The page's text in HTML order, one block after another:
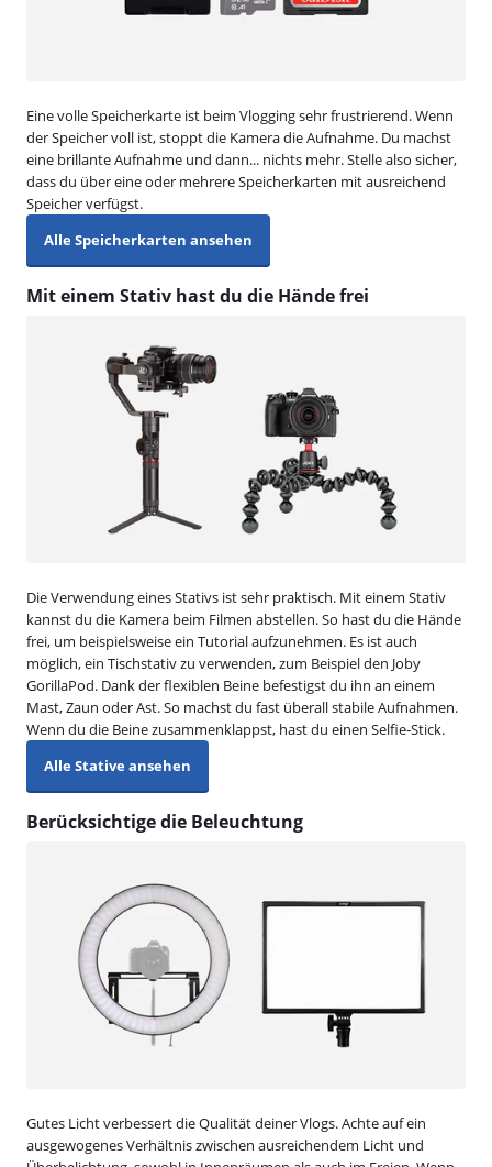
Eine volle Speicherkarte ist beim Vlogging sehr frustrierend. Wenn
der Speicher voll ist, stoppt die Kamera die Aufnahme. Du machst
eine brillante Aufnahme und dann... nichts mehr. Stelle also sicher,
dass du über eine oder mehrere Speicherkarten mit ausreichend
Speicher verfügst.
Alle Speicherkarten ansehen
Mit einem Stativ hast du die Hände frei
Die Verwendung eines Stativs ist sehr praktisch. Mit einem Stativ
kannst du die Kamera beim Filmen abstellen. So hast du die Hände
frei, um beispielsweise ein Tutorial aufzunehmen. Es ist auch
möglich, ein Tischstativ zu verwenden, zum Beispiel den Joby
GorillaPod. Dank der flexiblen Beine befestigst du ihn an einem
Mast, Zaun oder Ast. So machst du fast überall stabile Aufnahmen.
Wenn du die Beine zusammenklappst, hast du einen Selfie-Stick.
Alle Stative ansehen
Berücksichtige die Beleuchtung
Gutes Licht verbessert die Qualität deiner Vlogs. Achte auf ein
ausgewogenes Verhältnis zwischen ausreichendem Licht und